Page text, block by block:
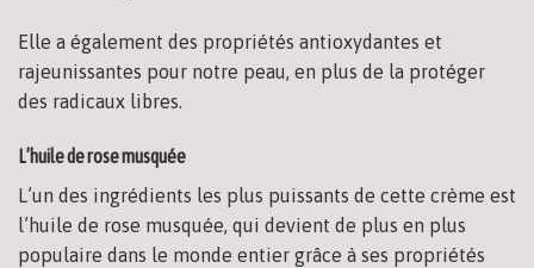
Elle a également des propriétés antioxydantes et
rajeunissantes pour notre peau, en plus de la protéger
des radicaux libres.
L’huile de rose musquée
L’un des ingrédients les plus puissants de cette crème est
l’huile de rose musquée, qui devient de plus en plus
populaire dans le monde entier grâce à ses propriétés